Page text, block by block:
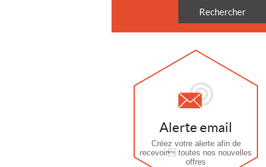
Alerte email
Créez votre alerte afin de
recevoir toutes nos nouvelles
offres